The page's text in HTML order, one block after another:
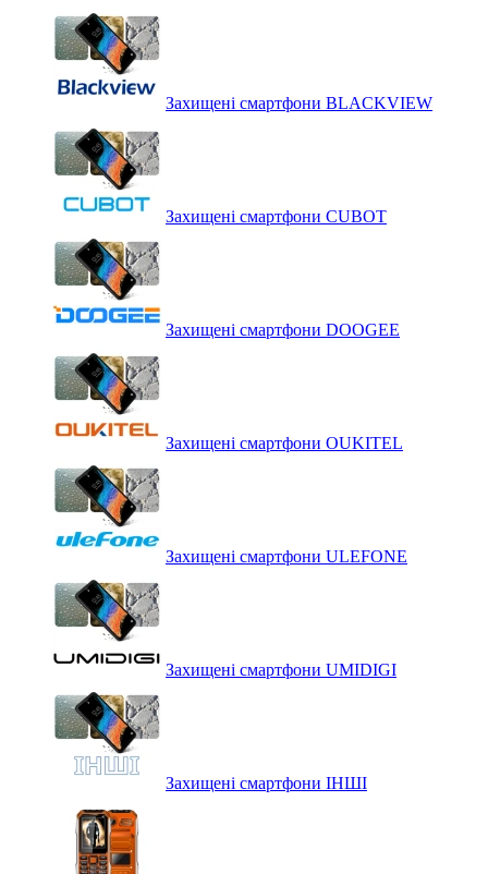
Захищені смартфони BLACKVIEW
Захищені смартфони CUBOT
Захищені смартфони DOOGEE
Захищені смартфони OUKITEL
Захищені смартфони ULEFONE
Захищені смартфони UMIDIGI
Захищені смартфони ІНШІ